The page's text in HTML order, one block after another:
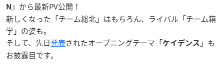
N』から最新PV公開！
新しくなった「チーム総北」はもちろん、ライバル「チーム箱
学」の姿も。
そして、先日発表されたオープニングテーマ「ケイデンス 」も
お披露目です。